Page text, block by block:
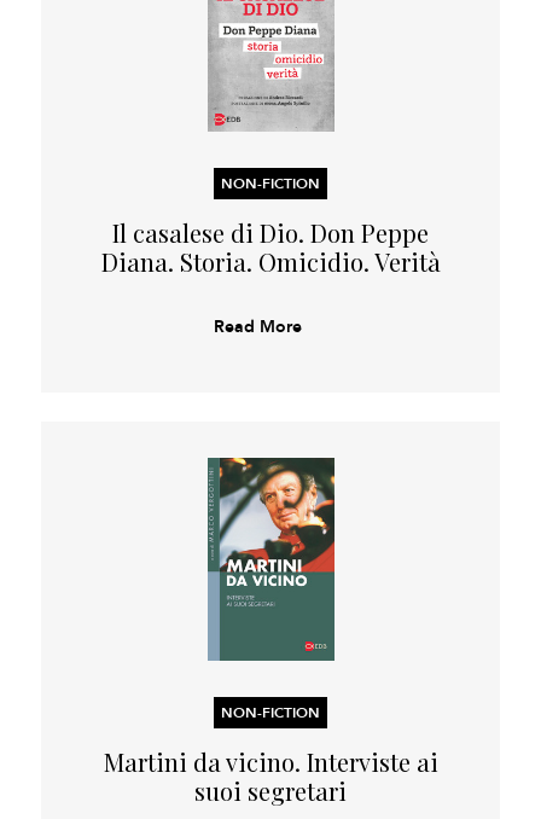
NON-FICTION
Il casalese di Dio. Don Peppe
Diana. Storia. Omicidio. Verità
Read More
NON-FICTION
Martini da vicino. Interviste ai
suoi segretari